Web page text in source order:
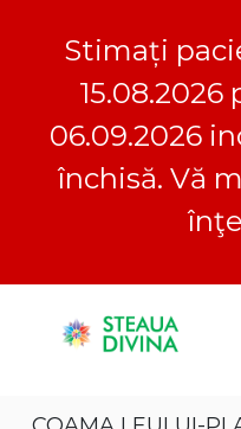
Stimați
06.09.2026
închisă. Vă